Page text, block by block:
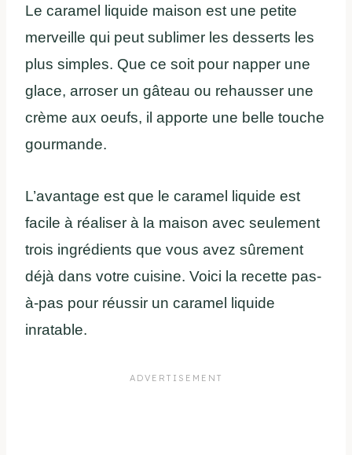
Le caramel liquide maison est une petite
merveille qui peut sublimer les desserts les
plus simples. Que ce soit pour napper une
glace, arroser un gâteau ou rehausser une
crème aux oeufs, il apporte une belle touche
gourmande.
L’avantage est que le caramel liquide est
facile à réaliser à la maison avec seulement
trois ingrédients que vous avez sûrement
déjà dans votre cuisine. Voici la recette pas-
à-pas pour réussir un caramel liquide
inratable.